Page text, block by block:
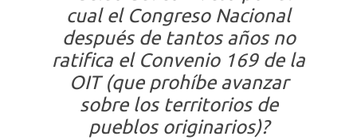
cual el Congreso Nacional
después de tantos años no
ratifica el Convenio 169 de la
OIT (que prohíbe avanzar
sobre los territorios de
pueblos originarios)?